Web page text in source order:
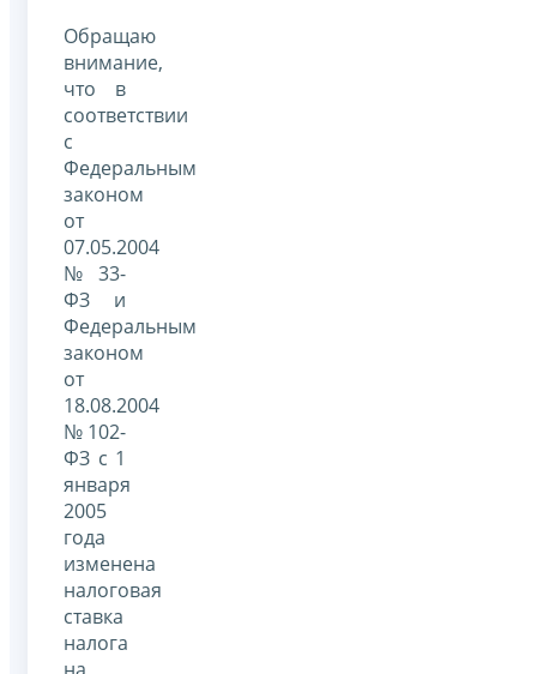
Обращаю
внимание,
что в
соответствии
с
Федеральным
законом
от
07.05.2004
№ 33-
ФЗ и
Федеральным
законом
от
18.08.2004
№ 102-
ФЗ с 1
января
2005
года
изменена
налоговая
ставка
налога
на